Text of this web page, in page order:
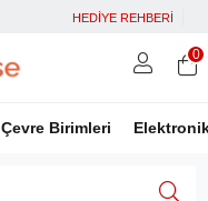
HEDİYE REHBERİ
Çevre Birimleri
0